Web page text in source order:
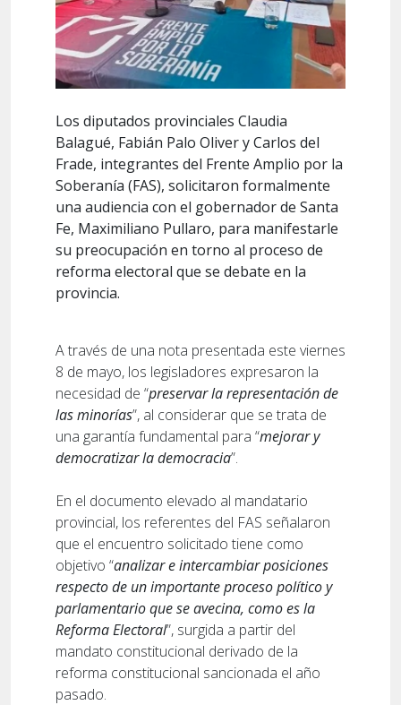
Los diputados provinciales Claudia
Balagué, Fabián Palo Oliver y Carlos del
Frade, integrantes del Frente Amplio por la
Soberanía (FAS), solicitaron formalmente
una audiencia con el gobernador de Santa
Fe, Maximiliano Pullaro, para manifestarle
su preocupación en torno al proceso de
reforma electoral que se debate en la
provincia.
A través de una nota presentada este viernes
8 de mayo, los legisladores expresaron la
necesidad de “preservar la representación de
las minorías”, al considerar que se trata de
una garantía fundamental para “mejorar y
democratizar la democracia”.
En el documento elevado al mandatario
provincial, los referentes del FAS señalaron
que el encuentro solicitado tiene como
objetivo “analizar e intercambiar posiciones
respecto de un importante proceso político y
parlamentario que se avecina, como es la
Reforma Electoral”, surgida a partir del
mandato constitucional derivado de la
reforma constitucional sancionada el año
pasado.